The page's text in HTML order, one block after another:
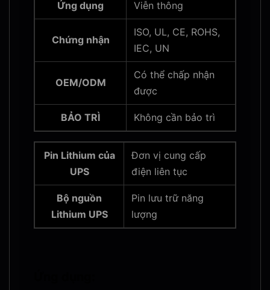
Ứng dụng Viễn thông
Chứng nhận
ISO, UL, CE, ROHS,
IEC, UN
OEM/ODM
Có thể chấp nhận
được
BẢO TRÌ Không cần bảo trì
Pin Lithium của
UPS
Đơn vị cung cấp
điện liên tục
Bộ nguồn
Lithium UPS
Pin lưu trữ năng
lượng